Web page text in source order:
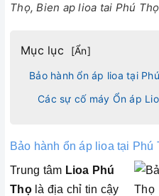
Thọ, Bien ap lioa tai Phú
Mục lục [Ẩn]
Bảo hành ổn áp lioa tại
Các sự cố máy Ổn áp
Bảo hành ổn áp lioa tại Phú
Trung tâm Lioa Phú
Thọlà địa chỉ tin cậy